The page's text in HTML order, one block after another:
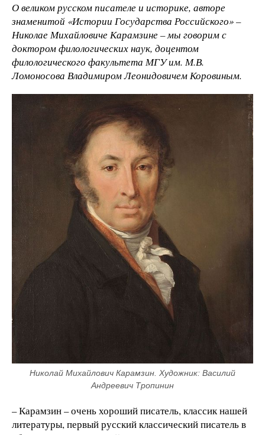
О великом русском писателе и историке, авторе
знаменитой «Истории Государства Российского» –
Николае Михайловиче Карамзине – мы говорим с
доктором филологических наук, доцентом
филологического факультета МГУ им. М.В.
Ломоносова Владимиром Леонидовичем Коровиным.
Николай Михайлович Карамзин. Художник: Василий
Андреевич Тропинин
– Карамзин – очень хороший писатель, классик нашей
литературы, первый русский классический писатель в